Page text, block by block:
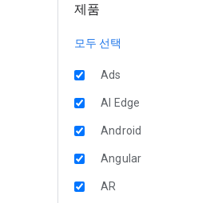
제품
모두 선택
Ads
AI Edge
Android
Angular
AR